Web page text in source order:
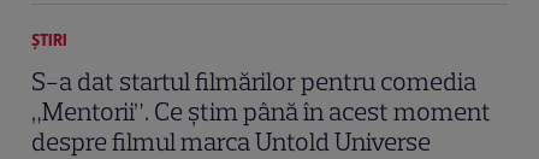
ȘTIRI
S-a dat startul filmărilor pentru comedia
„Mentorii”. Ce știm până în acest moment
despre filmul marca Untold Universe